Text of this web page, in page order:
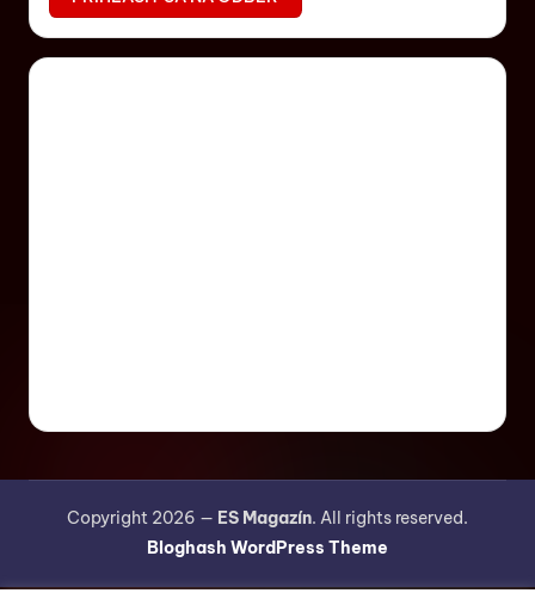
Copyright 2026 — ES Magazín. All rights reserved.
Bloghash WordPress Theme